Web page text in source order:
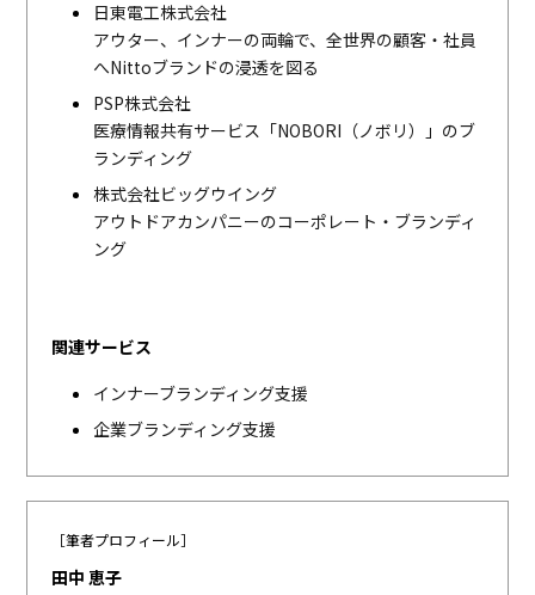
日東電工株式会社
アウター、インナーの両輪で、全世界の顧客・社員
へNittoブランドの浸透を図る
PSP株式会社
医療情報共有サービス「NOBORI（ノボリ）」のブ
ランディング
株式会社ビッグウイング
アウトドアカンパニーのコーポレート・ブランディ
ング
関連サービス
インナーブランディング支援
企業ブランディング支援
［筆者プロフィール］
田中 恵子